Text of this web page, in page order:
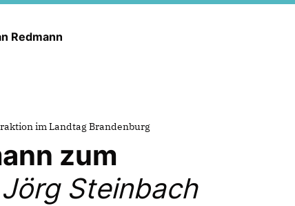
Redmann
im Landtag Brandenburg
zum
Steinbach